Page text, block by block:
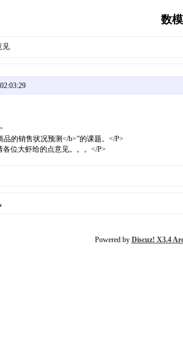
数
见
品的销售状况预测</b>”的课题。</P>
位大虾给的点意见。。。</P>
Powered by Discuz! X3.4